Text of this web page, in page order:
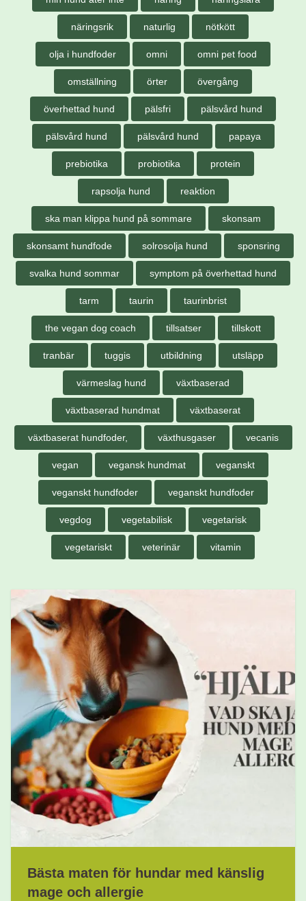
näringsrik naturlig nötkött
olja i hundfoder omni omni pet food
omställning örter övergång
överhettad hund pälsfri pälsvård hund
pälsvård hund pälsvård hund papaya
prebiotika probiotika protein
rapsolja hund reaktion
ska man klippa hund på sommare skonsam
skonsamt hundfode solrosolja hund sponsring
svalka hund sommar symptom på överhettad hund
tarm taurin taurinbrist
the vegan dog coach tillsatser tillskott
tranbär tuggis utbildning utsläpp
värmeslag hund växtbaserad
växtbaserad hundmat växtbaserat
växtbaserat hundfoder, växthusgaser vecanis
vegan vegansk hundmat veganskt
veganskt hundfoder veganskt hundfoder
vegdog vegetabilisk vegetarisk
vegetariskt veterinär vitamin
Bästa maten för hundar med känslig
mage och allergie